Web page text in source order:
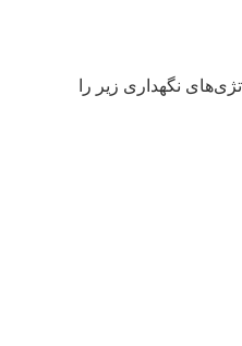
نگهداری زیر را